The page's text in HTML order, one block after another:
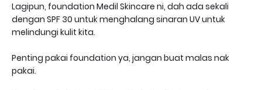
Lagipun, foundation Medil Skincare ni, dah ada sekali
dengan SPF 30 untuk menghalang sinaran UV untuk
melindungi kulit kita.
Penting pakai foundation ya, jangan buat malas nak
pakai.